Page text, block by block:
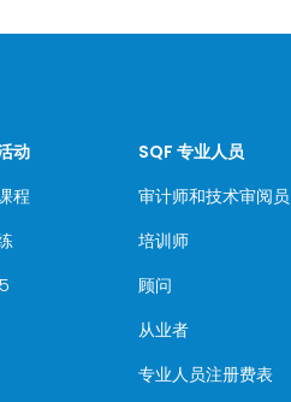
动
程
SQF 专业人员
审计师和技术审阅员
培训师
顾问
从业者
专业人员注册费表